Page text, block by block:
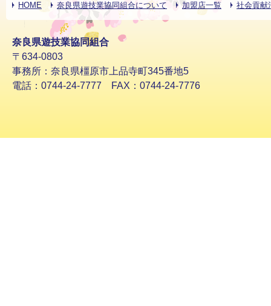
HOME 奈良県遊技業協同組合について 加盟店一覧 社会貢献
奈良県遊技業協同組合
〒634-0803
事務所：奈良県橿原市上品寺町345番地5
電話：0744-24-7777 FAX：0744-24-7776